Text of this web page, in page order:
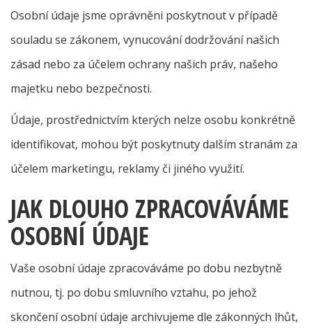
Osobní údaje jsme oprávněni poskytnout v případě
souladu se zákonem, vynucování dodržování našich
zásad nebo za účelem ochrany našich práv, našeho
majetku nebo bezpečnosti.
Údaje, prostřednictvím kterých nelze osobu konkrétně
identifikovat, mohou být poskytnuty dalším stranám za
účelem marketingu, reklamy či jiného využití.
JAK DLOUHO ZPRACOVÁVÁME
OSOBNÍ ÚDAJE
Vaše osobní údaje zpracováváme po dobu nezbytně
nutnou, tj. po dobu smluvního vztahu, po jehož
skončení osobní údaje archivujeme dle zákonných lhůt,